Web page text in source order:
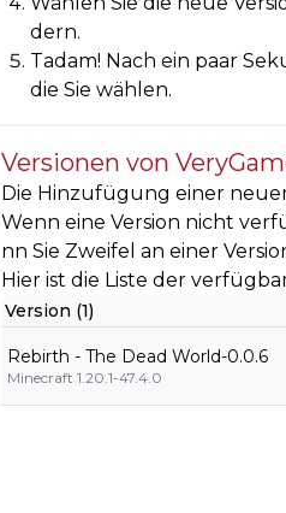
dern.
Tadam! Nach ein paar
die Sie wählen.
Versionen von
Die Hinzufügung einer
Wenn eine Version nicht
nn Sie Zweifel an einer
Hier ist die Liste der
Version (1)
Rebirth - The Dead World-0.0.6
Minecraft 1.20.1-47.4.0